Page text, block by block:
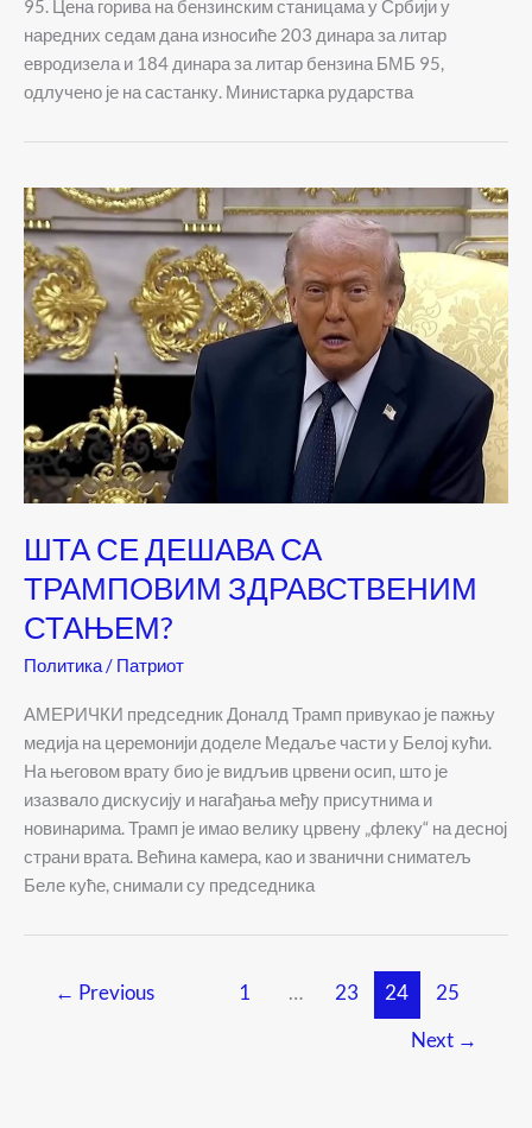
95. Цена горива на бензинским станицама у Србији у
наредних седам дана износиће 203 динара за литар
евродизела и 184 динара за литар бензина БМБ 95,
одлучено је на састанку. Министарка рударства
ШТА СЕ ДЕШАВА СА
ТРАМПОВИМ ЗДРАВСТВЕНИМ
СТАЊЕМ?
Политика/ Патриот
АМЕРИЧКИ председник Доналд Трамп привукао је пажњу
медија на церемонији доделе Медаље части у Белој кући.
На његовом врату био је видљив црвени осип, што је
изазвало дискусију и нагађања међу присутнима и
новинарима. Трамп је имао велику црвену „флеку“ на десној
страни врата. Већина камера, као и званични сниматељ
Беле куће, снимали су председника
← Previous 1 … 23 24
25
Next →